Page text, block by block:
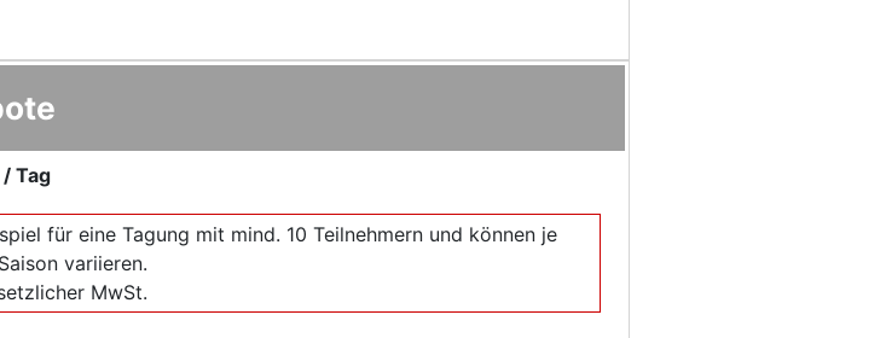
Tag
für eine Tagung mit mind. 10 Teilnehmern und können je
variieren.
MwSt.